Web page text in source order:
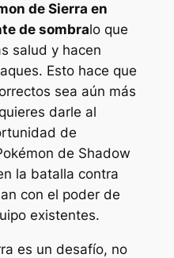
de Sierra en
de sombralo que
salud y hacen
Esto hace que
sea aún más
darle al
de
de Shadow
la batalla contra
con el poder de
existentes.
es un desafío, no